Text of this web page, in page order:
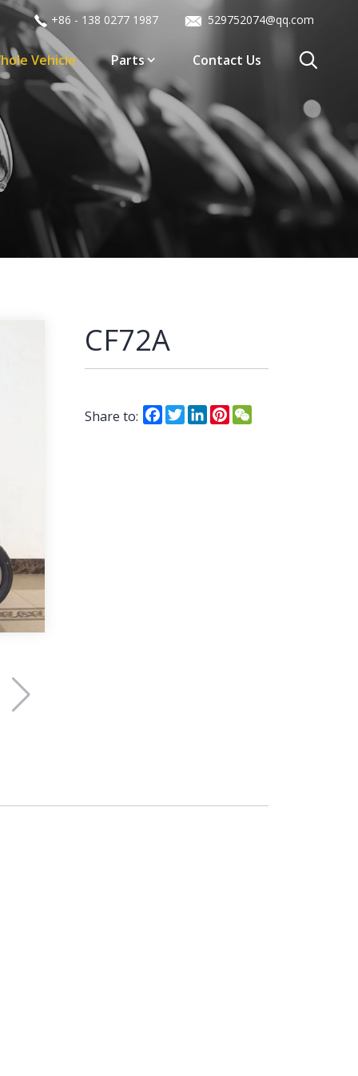
Vehicle Parts Contact Us
+86 - 138 0277 1987 529752074@qq.com
CF72A
Share to: Facebook
TwitterLinkedInPinterest